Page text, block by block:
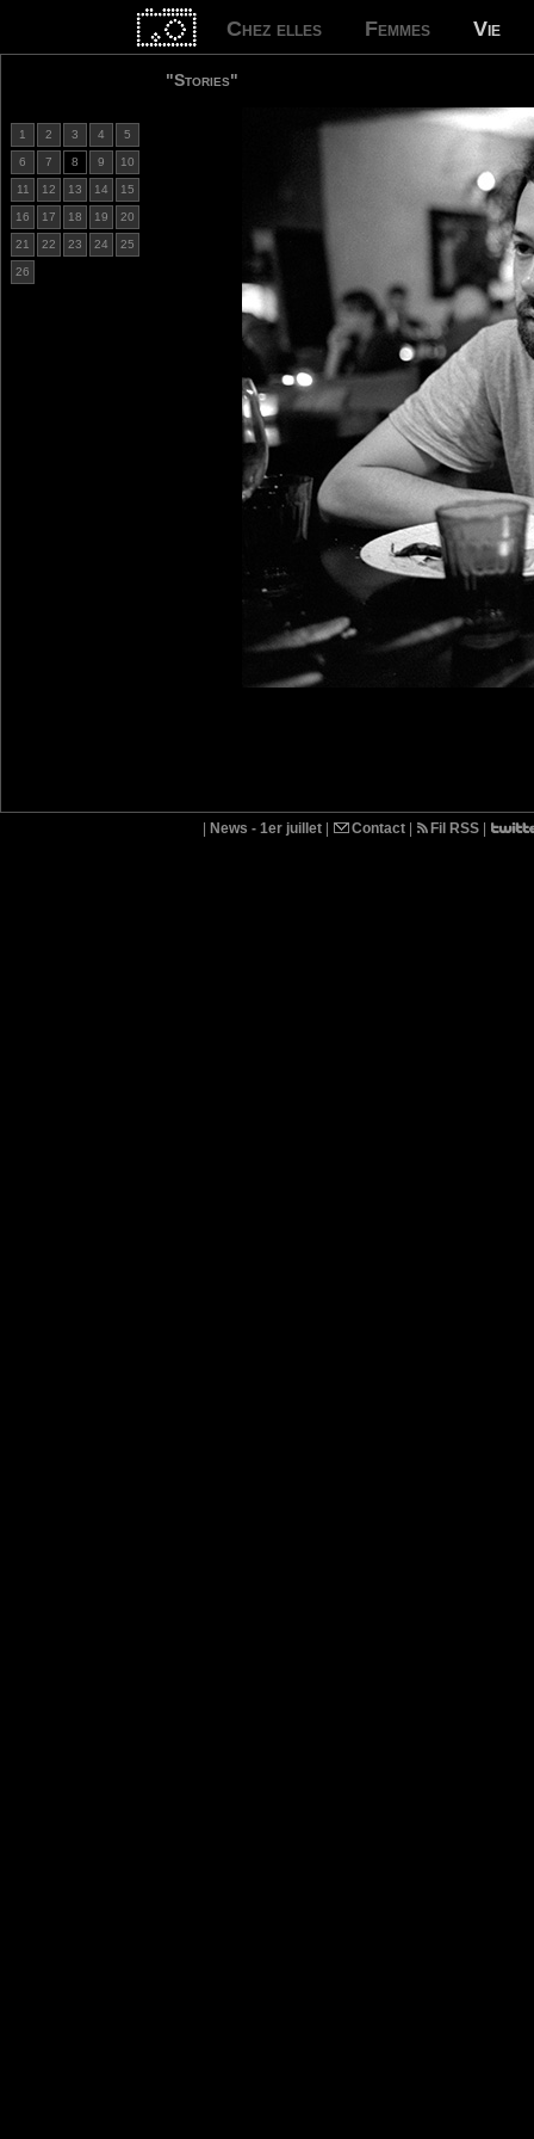
Chez elles Femmes Vie
"Stories"
1 2 3 4 5
6 7 8 9 10
11 12 13 14 15
16 17 18 19 20
21 22 23 24 25
26
News - 1er juillet Contact Fil RSS